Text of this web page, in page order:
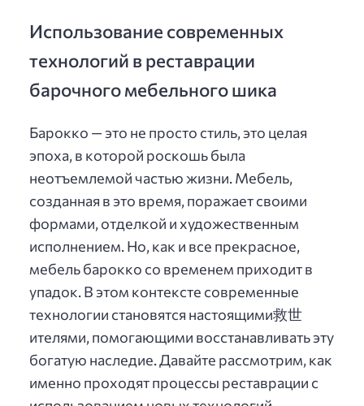
Использование современных
технологий в реставрации
барочного мебельного шика
Барокко — это не просто стиль, это целая
эпоха, в которой роскошь была
неотъемлемой частью жизни. Мебель,
созданная в это время, поражает своими
формами, отделкой и художественным
исполнением. Но, как и все прекрасное,
мебель барокко со временем приходит в
упадок. В этом контексте современные
технологии становятся настоящими救世
ителями, помогающими восстанавливать эту
богатую наследие. Давайте рассмотрим, как
именно проходят процессы реставрации с